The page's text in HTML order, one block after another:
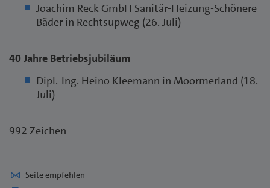
Joachim Reck GmbH Sanitär-Heizung-Schönere
Bäder in Rechtsupweg (26. Juli)
40 Jahre Betriebsjubiläum
Dipl.-Ing. Heino Kleemann in Moormerland (18.
Juli)
992 Zeichen
Seite empfehlen